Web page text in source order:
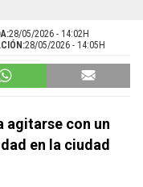
28/05/2026 - 14:02H
28/05/2026 - 14:05H
agitarse con un
en la ciudad